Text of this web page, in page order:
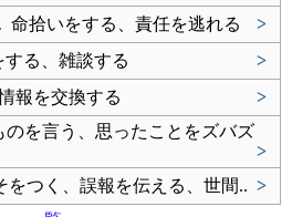
命拾いをする、責任を逃れる
>
する、雑談する
>
報を交換する
>
を言う、思ったことをズバズ
>
つく、誤報を伝える、世間.. >